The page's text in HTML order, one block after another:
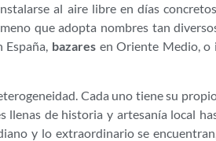
al aire libre en días
que adopta nombres tan
España, bazares en Oriente Medio, o
Cada uno tiene su
llenas de historia y artesanía local
y lo extraordinario se